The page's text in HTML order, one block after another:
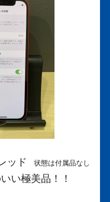
ッド 状態は付属品なし
い極美品！！